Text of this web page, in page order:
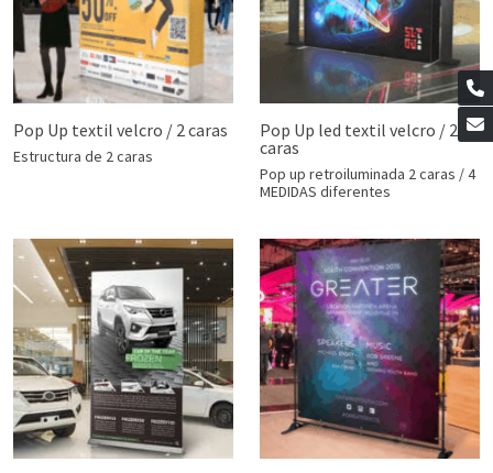
Pop Up textil velcro / 2 caras
Estructura de 2 caras
Pop Up led textil velcro / 2
caras
Pop up retroiluminada 2 caras / 4
MEDIDAS diferentes